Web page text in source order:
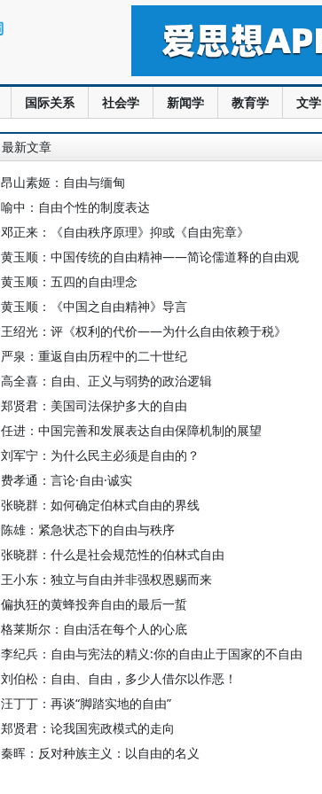
国际关系 社会学 新闻学 教育学 文学
最新文章
昂山素姬：自由与缅甸
喻中：自由个性的制度表达
邓正来：《自由秩序原理》抑或《自由宪章》
黄玉顺：中国传统的自由精神——简论儒道释的自由观
黄玉顺：五四的自由理念
黄玉顺：《中国之自由精神》导言
王绍光：评《权利的代价——为什么自由依赖于税》
严泉：重返自由历程中的二十世纪
高全喜：自由、正义与弱势的政治逻辑
郑贤君：美国司法保护多大的自由
任进：中国完善和发展表达自由保障机制的展望
刘军宁：为什么民主必须是自由的？
费孝通：言论·自由·诚实
张晓群：如何确定伯林式自由的界线
陈雄：紧急状态下的自由与秩序
张晓群：什么是社会规范性的伯林式自由
王小东：独立与自由并非强权恩赐而来
偏执狂的黄蜂投奔自由的最后一蜇
格莱斯尔：自由活在每个人的心底
李纪兵：自由与宪法的精义:你的自由止于国家的不自由
刘伯松：自由、自由，多少人借尔以作恶！
汪丁丁：再谈“脚踏实地的自由”
郑贤君：论我国宪政模式的走向
秦晖：反对种族主义：以自由的名义